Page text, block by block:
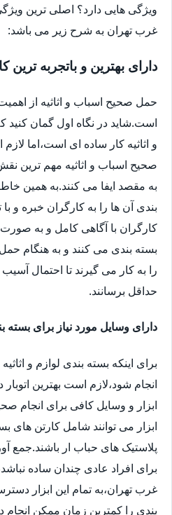
ویژگی هایی دارد؟ اصلی ترین
غرب تهران به شرح زیر می باشد:
دارای بهترین و باتجربه ترین
حمل صحیح اسباب و اثاثیه از
است.شاید در نگاه اول گمان کنید
و اثاثیه کار ساده ای است،اما
صحیح اسباب و اثاثیه مهم ترین
به مقصد ایفا می کنند.به همین
بندی آن ها را به کارگران خبره و با
کارگران با آگاهی کامل و به صورت
بسته بندی می کنند و به هنگام
را به کار می گیرند تا احتمال
حداقل برسانند.
دارای وسایل مورد نیاز برای بسته
برای اینکه بسته بندی لوازم و
انجام شود،لازم است بهترین
ابزار و وسایل کافی برای انجام
ابزار می توانند شامل کارتن های
پلاستیک های حباب ار باشند.جمع
برای افراد عادی چندان ساده
غرب تهران،به تمام این ابزار
بندی را کمترین زمان ممکن انجام